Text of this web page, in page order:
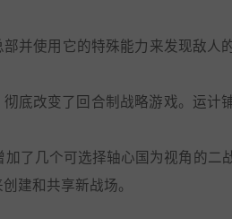
并使用它的特殊能力来发现敌人
底改变了回合制战略游戏。运计
了几个可选择轴心国为视角的二
建和共享新战场。